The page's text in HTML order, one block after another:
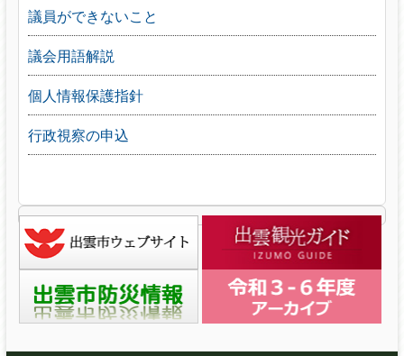
議員ができないこと
議会用語解説
個人情報保護指針
行政視察の申込